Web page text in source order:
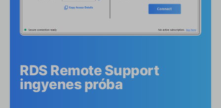
RDS Remote Support
ingyenes próba